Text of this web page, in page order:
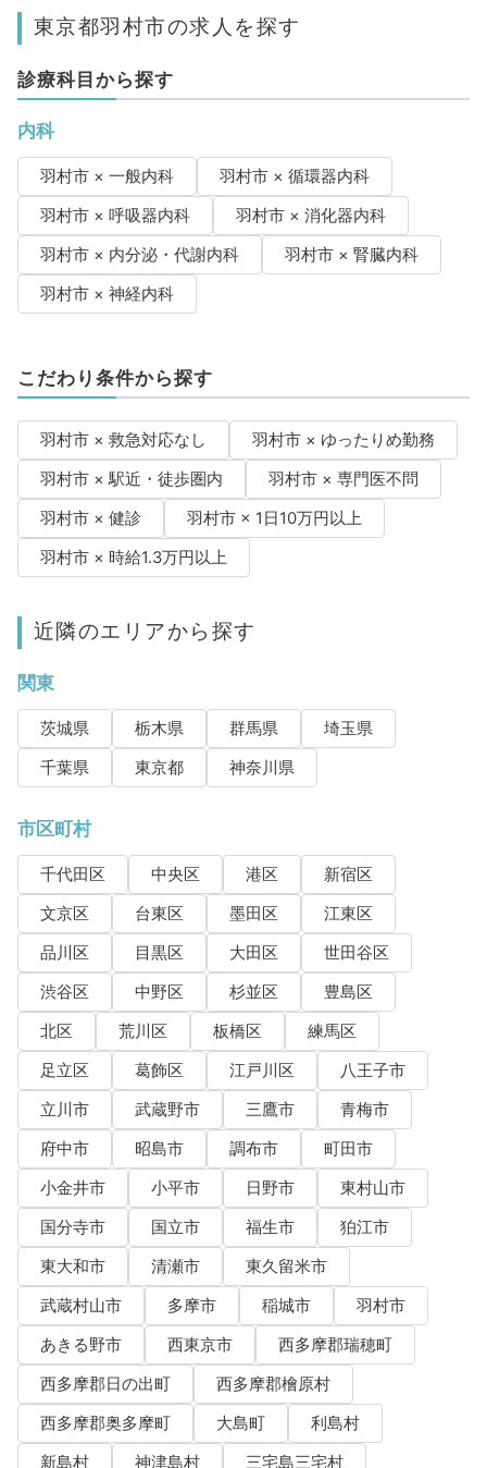
東京都羽村市の求人を探す
診療科目から探す
内科
羽村市 × 一般内科
羽村市 × 循環器内科
羽村市 × 呼吸器内科
羽村市 × 消化器内科
羽村市 × 内分泌・代謝内科
羽村市 × 腎臓内科
羽村市 × 神経内科
こだわり条件から探す
羽村市 × 救急対応なし
羽村市 × ゆったりめ勤務
羽村市 × 駅近・徒歩圏内
羽村市 × 専門医不問
羽村市 × 健診
羽村市 × 1日10万円以上
羽村市 × 時給1.3万円以上
近隣のエリアから探す
関東
茨城県 栃木県 群馬県
埼玉県
千葉県
東京都 神奈川県
市区町村
千代田区 中央区 港区
新宿区
文京区
台東区 墨田区
江東区
品川区
目黒区 大田区
世田谷区
渋谷区
中野区 杉並区
豊島区
北区
荒川区 板橋区
練馬区
足立区
葛飾区 江戸川区
八王子市
立川市
武蔵野市 三鷹市
青梅市
府中市
昭島市 調布市
町田市
小金井市
小平市 日野市
東村山市
国分寺市
国立市 福生市
狛江市
東大和市
清瀬市
東久留米市
武蔵村山市
多摩市 稲城市
羽村市
あきる野市
西東京市
西多摩郡瑞穂町
西多摩郡日の出町
西多摩郡檜原村
西多摩郡奥多摩町
大島町
利島村
新島村
神津島村
三宅島三宅村